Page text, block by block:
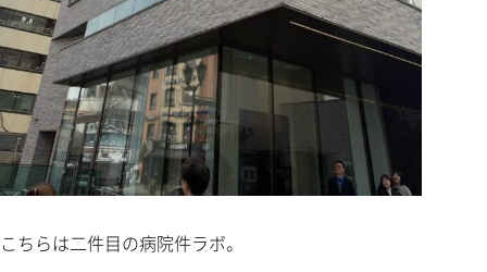
こちらは二件目の病院件ラボ。